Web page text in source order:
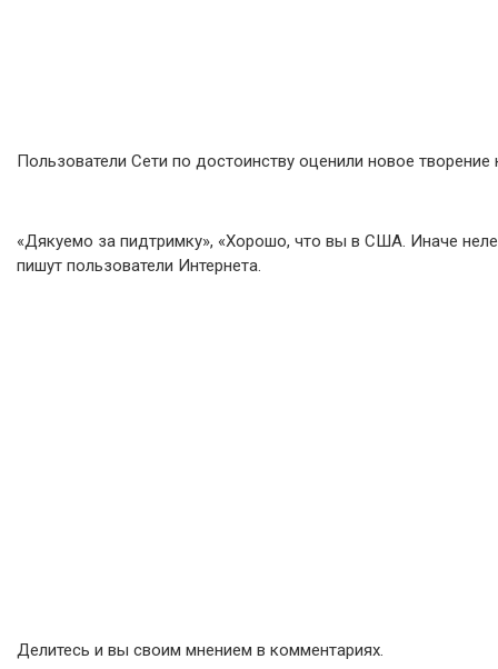
Пользователи Сети по достоинству оценили новое творение
«Дякуемо за пидтримку», «Хорошо, что вы в США. Иначе
пишут пользователи Интернета.
Делитесь и вы своим мнением в комментариях.